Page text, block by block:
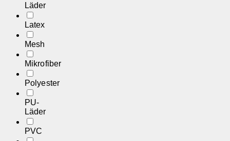
Läder
Latex
Mesh
Mikrofiber
Polyester
PU-
Läder
PVC